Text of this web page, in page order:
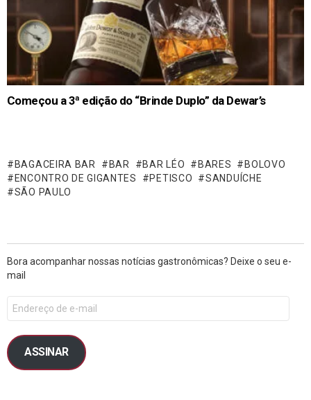
Começou a 3ª edição do “Brinde Duplo” da Dewar’s
BAGACEIRA BAR BAR BAR LÉO BARES
BOLOVO
ENCONTRO DE GIGANTES
PETISCO
SANDUÍCHE
SÃO PAULO
Bora acompanhar nossas notícias gastronômicas? Deixe o seu e-
mail
ASSINAR